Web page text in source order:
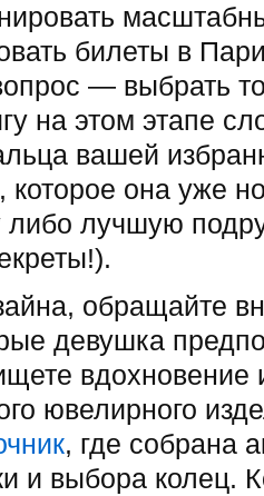
билеты в
— выбрать
на этом этапе
вашей
которое она уже
лучшую
обращайте
девушка
вдохновение
ювелирного
, где собрана
и выбора колец.